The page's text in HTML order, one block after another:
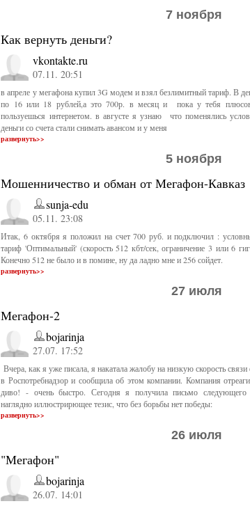
7 ноября
Как вернуть деньги?
vkontakte.ru
07.11. 20:51
в апреле у мегафона купил 3G модем и взял безлимитный тариф. В
по 16 или 18 рублей,а это 700р. в месяц и пока у тебя
пользуешься интернетом. в августе я узнаю что поменялись
деньги со счета стали снимать авансом и у меня
развернуть>>
5 ноября
Мошенничество и обман от Мегафон-Кавказ
sunja-edu
05.11. 23:08
Итак, 6 октября я положил на счет 700 руб. и подключил :
тариф 'Оптимальный' (скорость 512 кбт/сек, ограничение 3 или 6
Конечно 512 не было и в помине, ну да ладно мне и 256 сойдет.
развернуть>>
27 июля
Мегафон-2
bojarinja
27.07. 17:52
Вчера, как я уже писала, я накатала жалобу на низкую скорость
в Роспотребнадзор и сообщила об этом компании. Компания
диво! - очень быстро. Сегодня я получила письмо следующего
наглядно иллюстрирющее тезис, что без борьбы нет победы:
развернуть>>
26 июля
"Мегафон"
bojarinja
26.07. 14:01